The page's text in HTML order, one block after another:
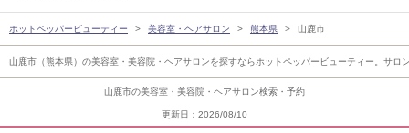
山鹿市の美容室・美容院・ヘアサロン検索・予約
更新日：2026/08/10
ホットペッパービューティー 美容室・ヘアサロン 熊本県 山鹿市
山鹿市（熊本県）の美容室・美容院・ヘアサロンを探すならホットペッパービューティー。サ